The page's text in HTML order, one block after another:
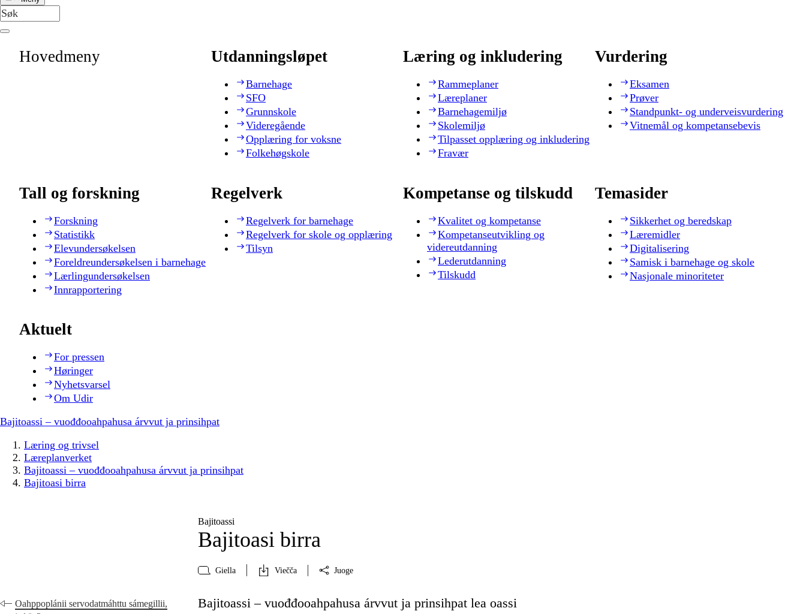
Hovedmeny Utdanningsløpet
Barnehage
SFO
Grunnskole
Videregående
Opplæring for voksne
Folkehøgskole
Læring og inkludering
Rammeplaner
Læreplaner
Barnehagemiljø
Skolemiljø
Tilpasset opplæring og inkludering
Fravær
Vurdering
Eksamen
Prøver
Standpunkt- og underveisvurdering
Vitnemål og kompetansebevis
Tall og forskning
Forskning
Statistikk
Elevundersøkelsen
Foreldreundersøkelsen i barnehage
Lærlingundersøkelsen
Innrapportering
Regelverk
Regelverk for barnehage
Regelverk for skole og opplæring
Tilsyn
Kompetanse og tilskudd
Kvalitet og kompetanse
Kompetanseutvikling og
videreutdanning
Lederutdanning
Tilskudd
Temasider
Sikkerhet og beredskap
Læremidler
Digitalisering
Samisk i barnehage og skole
Nasjonale minoriteter
Aktuelt
For pressen
Høringer
Nyhetsvarsel
Om Udir
Bajitoassi – vuođđooahpahusa árvvut ja prinsihpat
Læring og trivsel
Læreplanverket
Bajitoassi – vuođđooahpahusa árvvut ja prinsihpat
Bajitoasi birra
Bajitoassi
Bajitoasi birra
Giella Viečča Juoge
Oahppoplánii servodatmáhttu sámegillii,
Bajitoassi – vuođđooahpahusa árvvut ja prinsihpat lea oassi